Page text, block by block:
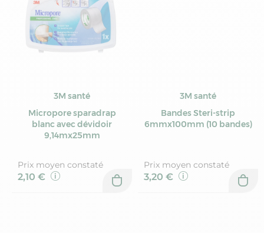
3M santé
Micropore sparadrap
blanc avec dévidoir
9,14mx25mm
Prix moyen constaté
2,10 €
3M santé
Bandes Steri-strip
6mmx100mm (10 bandes)
Prix moyen constaté
3,20 €